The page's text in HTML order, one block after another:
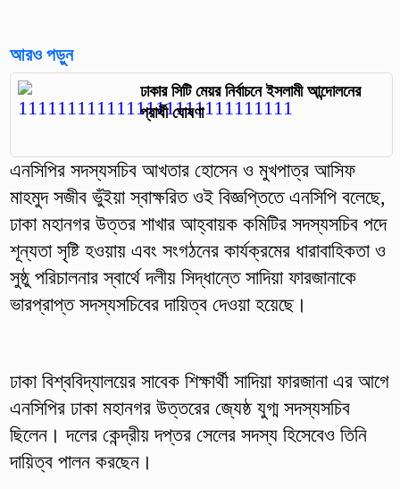
আরও পড়ুন
ঢাকার সিটি মেয়র নির্বাচনে ইসলামী আন্দোলনের
প্রার্থী ঘোষণা
এনসিপির সদস্যসচিব আখতার হোসেন ও মুখপাত্র আসিফ
মাহমুদ সজীব ভুঁইয়া স্বাক্ষরিত ওই বিজ্ঞপ্তিতে এনসিপি বলেছে,
ঢাকা মহানগর উত্তর শাখার আহ্বায়ক কমিটির সদস্যসচিব পদে
শূন্যতা সৃষ্টি হওয়ায় এবং সংগঠনের কার্যক্রমের ধারাবাহিকতা ও
সুষ্ঠু পরিচালনার স্বার্থে দলীয় সিদ্ধান্তে সাদিয়া ফারজানাকে
ভারপ্রাপ্ত সদস্যসচিবের দায়িত্ব দেওয়া হয়েছে।
ঢাকা বিশ্ববিদ্যালয়ের সাবেক শিক্ষার্থী সাদিয়া ফারজানা এর আগে
এনসিপির ঢাকা মহানগর উত্তরের জ্যেষ্ঠ যুগ্ম সদস্যসচিব
ছিলেন। দলের কেন্দ্রীয় দপ্তর সেলের সদস্য হিসেবেও তিনি
দায়িত্ব পালন করছেন।